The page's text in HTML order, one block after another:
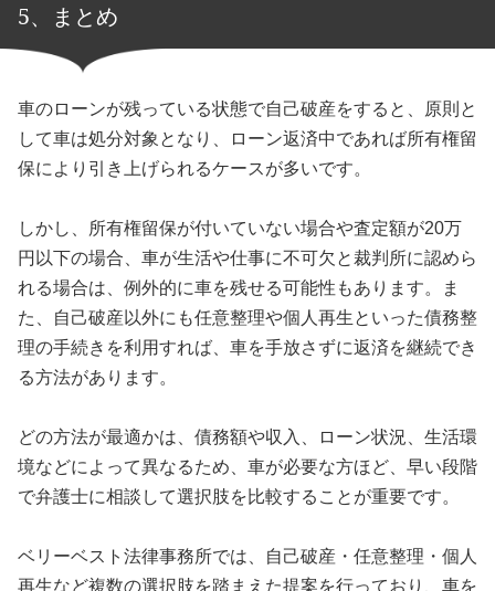
5、まとめ
車のローンが残っている状態で自己破産をすると、原則と
して車は処分対象となり、ローン返済中であれば所有権留
保により引き上げられるケースが多いです。
しかし、所有権留保が付いていない場合や査定額が20万
円以下の場合、車が生活や仕事に不可欠と裁判所に認めら
れる場合は、例外的に車を残せる可能性もあります。ま
た、自己破産以外にも任意整理や個人再生といった債務整
理の手続きを利用すれば、車を手放さずに返済を継続でき
る方法があります。
どの方法が最適かは、債務額や収入、ローン状況、生活環
境などによって異なるため、車が必要な方ほど、早い段階
で弁護士に相談して選択肢を比較することが重要です。
ベリーベスト法律事務所では、自己破産・任意整理・個人
再生など複数の選択肢を踏まえた提案を行っており、車を